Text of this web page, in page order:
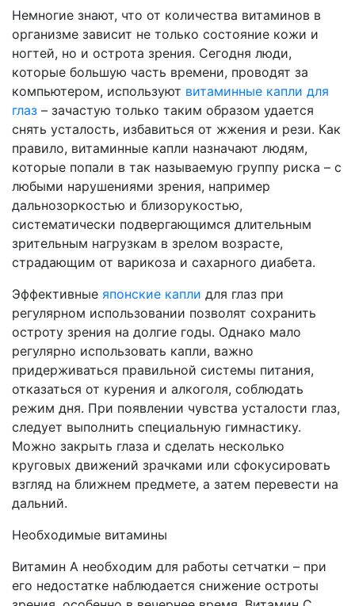
Немногие знают, что от количества витаминов в
организме зависит не только состояние кожи и
ногтей, но и острота зрения. Сегодня люди,
которые большую часть времени, проводят за
компьютером, используют витаминные капли для
глаз – зачастую только таким образом удается
снять усталость, избавиться от жжения и рези. Как
правило, витаминные капли назначают людям,
которые попали в так называемую группу риска – с
любыми нарушениями зрения, например
дальнозоркостью и близорукостью,
систематически подвергающимся длительным
зрительным нагрузкам в зрелом возрасте,
страдающим от варикоза и сахарного диабета.
Эффективные японские капли для глаз при
регулярном использовании позволят сохранить
остроту зрения на долгие годы. Однако мало
регулярно использовать капли, важно
придерживаться правильной системы питания,
отказаться от курения и алкоголя, соблюдать
режим дня. При появлении чувства усталости глаз,
следует выполнить специальную гимнастику.
Можно закрыть глаза и сделать несколько
круговых движений зрачками или сфокусировать
взгляд на ближнем предмете, а затем перевести на
дальний.
Необходимые витамины
Витамин А необходим для работы сетчатки – при
его недостатке наблюдается снижение остроты